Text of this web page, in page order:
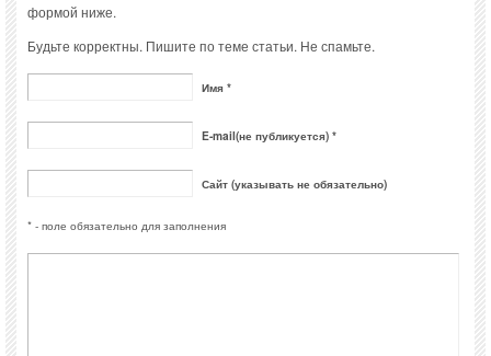
формой ниже.
Будьте корректны. Пишите по теме статьи. Не спамьте.
Имя *
E-mail(не публикуется) *
Сайт (указывать не обязательно)
* - поле обязательно для заполнения